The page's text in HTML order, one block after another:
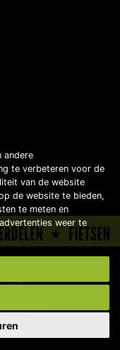
2026
andere
te verbeteren voor de
van de website
de website te bieden,
te meten en
weer te